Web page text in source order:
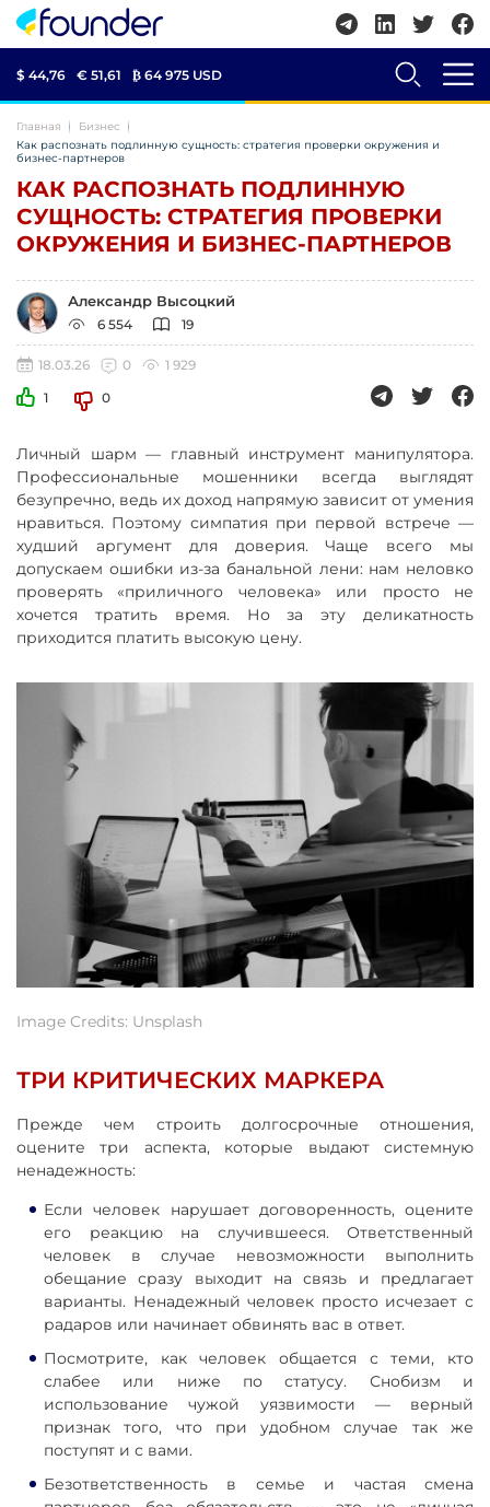
$ 44,76 € 51,61 ₿ 64 975 USD
Главная
Бизнес
Как распознать подлинную сущность: стратегия проверки окружения и
бизнес-партнеров
КАК РАСПОЗНАТЬ ПОДЛИННУЮ
СУЩНОСТЬ: СТРАТЕГИЯ ПРОВЕРКИ
ОКРУЖЕНИЯ И БИЗНЕС-ПАРТНЕРОВ
Александр Высоцкий
6 554 19
18.03.26 0
1 929
1
0
Личный шарм — главный инструмент манипулятора.
Профессиональные мошенники всегда выглядят
безупречно, ведь их доход напрямую зависит от умения
нравиться. Поэтому симпатия при первой встрече —
худший аргумент для доверия. Чаще всего мы
допускаем ошибки из-за банальной лени: нам неловко
проверять «приличного человека» или просто не
хочется тратить время. Но за эту деликатность
приходится платить высокую цену.
Image Credits: Unsplash
ТРИ КРИТИЧЕСКИХ МАРКЕРА
Прежде чем строить долгосрочные отношения,
оцените три аспекта, которые выдают системную
ненадежность:
Если человек нарушает договоренность, оцените
его реакцию на случившееся. Ответственный
человек в случае невозможности выполнить
обещание сразу выходит на связь и предлагает
варианты. Ненадежный человек просто исчезает с
радаров или начинает обвинять вас в ответ.
Посмотрите, как человек общается с теми, кто
слабее или ниже по статусу. Снобизм и
использование чужой уязвимости — верный
признак того, что при удобном случае так же
поступят и с вами.
Безответственность в семье и частая смена